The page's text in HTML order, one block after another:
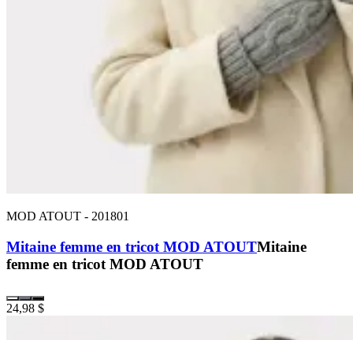
MOD ATOUT - 201801
Mitaine femme en tricot MOD ATOUTMitaine
femme en tricot MOD ATOUT
24,98 $